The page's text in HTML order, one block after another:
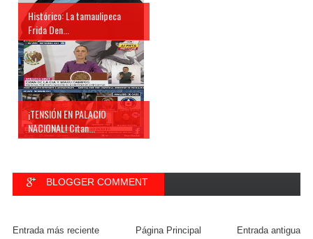
Histórico: La tamaulipeca
Frida Den...
¡TENSIÓN EN PALACIO
NACIONAL! Citan...
BLOGGER COMMENT
Entrada más reciente Entrada antigua
Página Principal